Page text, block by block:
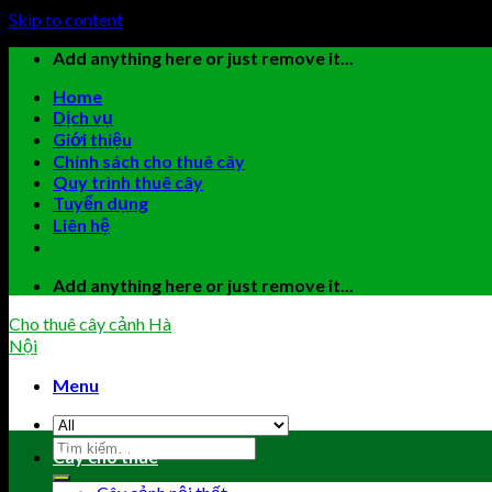
Skip to content
Add anything here or just remove it...
Home
Dịch vụ
Giới thiệu
Chính sách cho thuê cây
Quy trình thuê cây
Tuyển dụng
Liên hệ
Add anything here or just remove it...
Cho thuê cây cảnh Hà
Nội
Menu
Cây cho thuê